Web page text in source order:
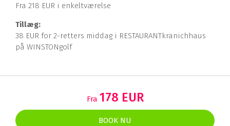
Fra 218 EUR i enkeltværelse
Tillæg:
38 EUR for 2-retters middag i RESTAURANTkranichhaus
på WINSTONgolf
Fra 178 EUR
BOOK NU